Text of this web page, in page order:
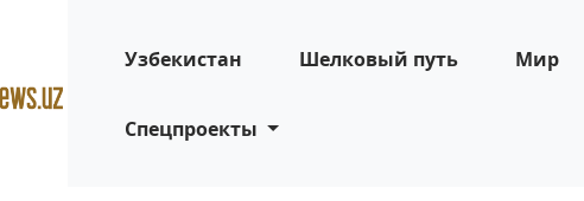
Узбекистан Шелковый путь Мир
Спецпроекты